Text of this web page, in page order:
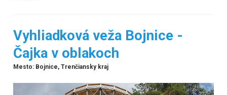
Vyhliadková veža Bojnice -
Čajka v oblakoch
Mesto: Bojnice, Trenčiansky kraj